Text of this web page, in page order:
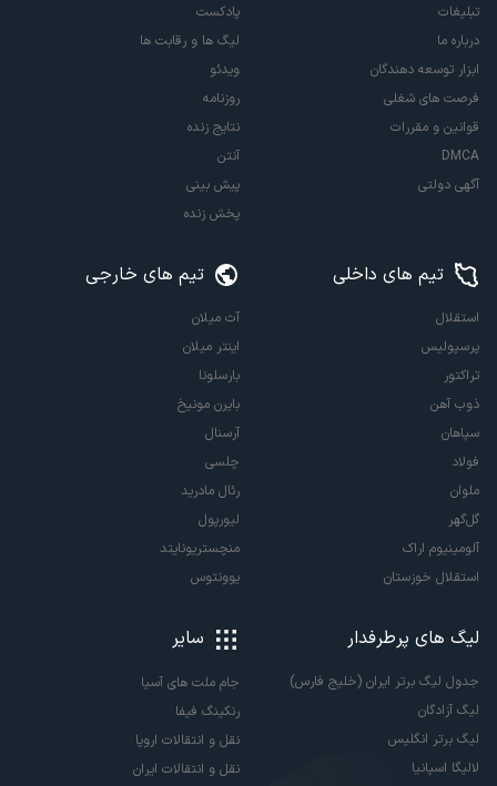
تبلیغات
درباره ما
ابزار توسعه دهندگان
فرصت های شغلی
قوانین و مقررات
DMCA
آگهی دولتی
پادکست
لیگ ها و رقابت ها
ویدئو
روزنامه
نتایج زنده
آنتن
پیش بینی
پخش زنده
تیم های داخلی
استقلال
پرسپولیس
تراکتور
ذوب آهن
سپاهان
فولاد
ملوان
گل‌گهر
آلومینیوم اراک
استقلال خوزستان
تیم های خارجی
آث میلان
اینتر میلان
بارسلونا
بایرن مونیخ
آرسنال
چلسی
رئال مادرید
لیورپول
منچستریونایتد
یوونتوس
لیگ های پرطرفدار
جدول لیگ برتر ایران (خلیج فارس)
لیگ آزادگان
لیگ برتر انگلیس
لالیگا اسپانیا
سایر
جام ملت های آسیا
رنکینگ فیفا
نقل و انتقالات اروپا
نقل و انتقالات ایران